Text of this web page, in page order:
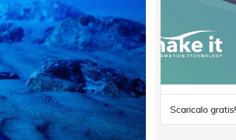
Scaricalo gratis!